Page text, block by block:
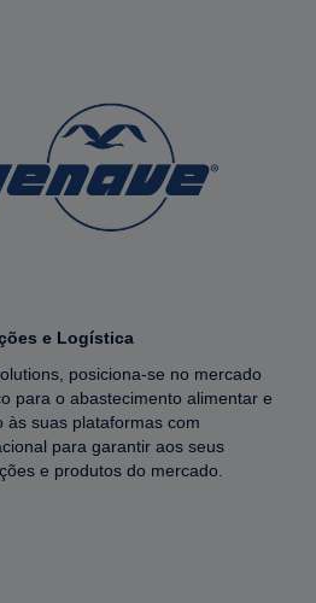
e Logística
posiciona-se no mercado
para o abastecimento alimentar e
às suas plataformas com
para garantir aos seus
e produtos do mercado.